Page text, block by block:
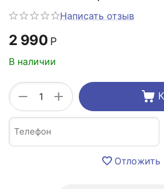
Написать отзыв
2 990 Р
В наличии
+
−
Отложить